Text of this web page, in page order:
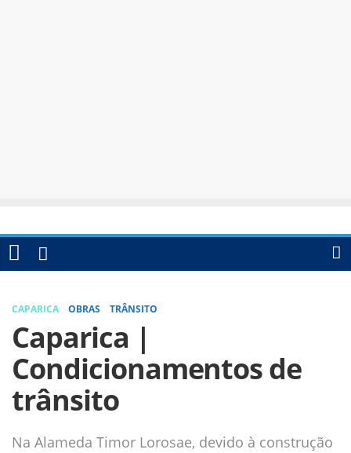
CAPARICA OBRAS TRÂNSITO
Caparica |
Condicionamentos de
trânsito
Na Alameda Timor Lorosae, devido à construção